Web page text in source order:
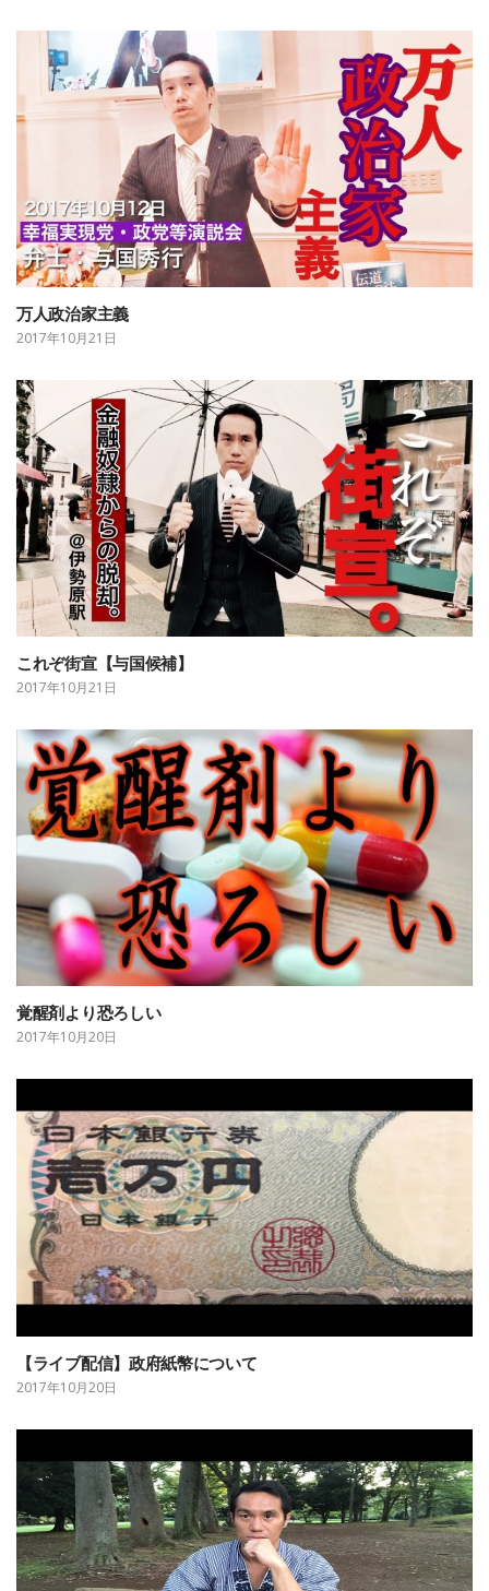
万人政治家主義
2017年10月21日
これぞ街宣【与国候補】
2017年10月21日
覚醒剤より恐ろしい
2017年10月20日
【ライブ配信】政府紙幣について
2017年10月20日